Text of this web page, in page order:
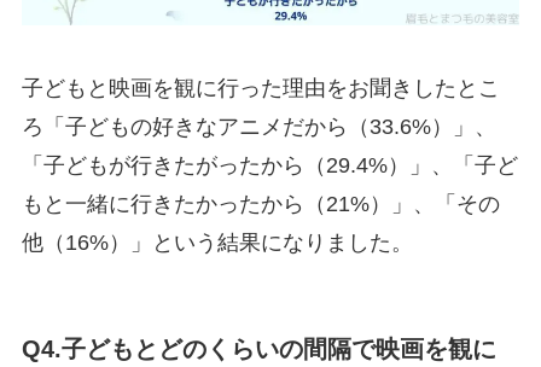
子どもと映画を観に行った理由をお聞きしたとこ
ろ「子どもの好きなアニメだから（33.6%）」、
「子どもが行きたがったから（29.4%）」、「子ど
もと一緒に行きたかったから（21%）」、「その
他（16%）」という結果になりました。
Q4.子どもとどのくらいの間隔で映画を観に